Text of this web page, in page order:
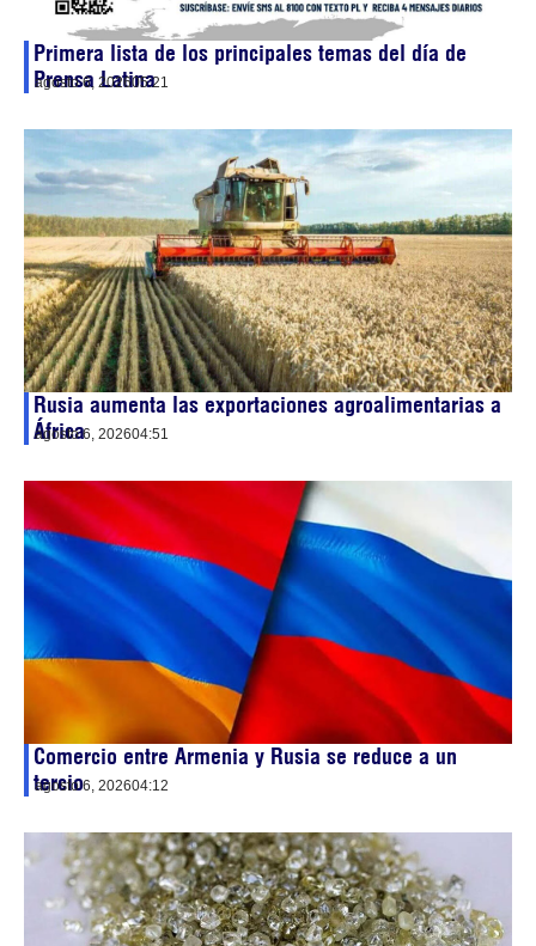
Primera lista de los principales temas del día de
Prensa Latina
agosto 6, 202605:21
Rusia aumenta las exportaciones agroalimentarias a
África
agosto 6, 202604:51
Comercio entre Armenia y Rusia se reduce a un
tercio
agosto 6, 202604:12